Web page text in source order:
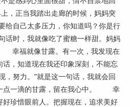
，正当我踏出走廊的时候，妈妈突
给自己太多压力，你知道吗？你是行
话时，我就像吃了蜜糖一样甜。妈妈
幸福就像甘露。有一次，我发现在
，知道现在我还印象深刻，不能忘
，努力。”就是这一句话，我就会回
点一滴的甘露，留在我心中。 幸
珍惜眼前人。把握现在，追求美好